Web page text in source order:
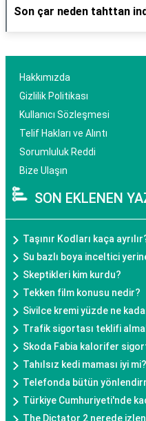
Son çar neden tahttan
Hakkımızda
Gizlilik Politikası
Kullanıcı Sözleşmesi
Telif Hakları ve Alıntı
Sorumluluk Reddi
Bize Ulaşın
SON EKLENEN
Taşınır Kodları kaça
Su bazlı boya inceltici
Skeptikleri kim kurdu?
Tekken film konusu nedir?
Sivilce kremi yüzde ne
Trafik sigortası teklifi
Skoda Fabia kalorifer
Tahılsız kedi maması iyi mi?
Telefonda bütün
Türkiye Cumhuriyeti'nde
The Dictator 2 nerede